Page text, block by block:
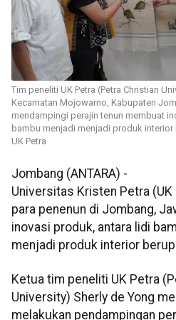
Tim peneliti UK Petra (Petra Christian
Kecamatan Mojowarno, Kabupaten
mendampingi perajin tenun membuat
bambu menjadi menjadi produk interior
UK Petra
Jombang (ANTARA) -
Universitas Kristen Petra
para penenun di Jombang,
inovasi produk, antara lidi
menjadi produk interior
Ketua tim peneliti UK Petra
University) Sherly de Yong
melakukan pendampingan